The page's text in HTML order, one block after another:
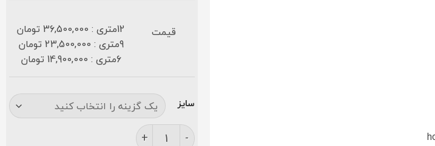
قیمت
12متری : 36,500,000 تومان
9متری : 23,500,000 تومان
6متری : 14,900,000 تومان
سایز
فرش کاشان افشان کد ۱۷۰۲ گلبرجسته ۷۰۰ شانه سرمه ای عدد